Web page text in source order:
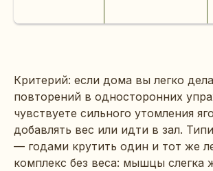
Критерий: если дома вы легко
повторений в односторонних
чувствуете сильного утомления
добавлять вес или идти в зал.
— годами крутить один и тот же
комплекс без веса: мышцы слегка